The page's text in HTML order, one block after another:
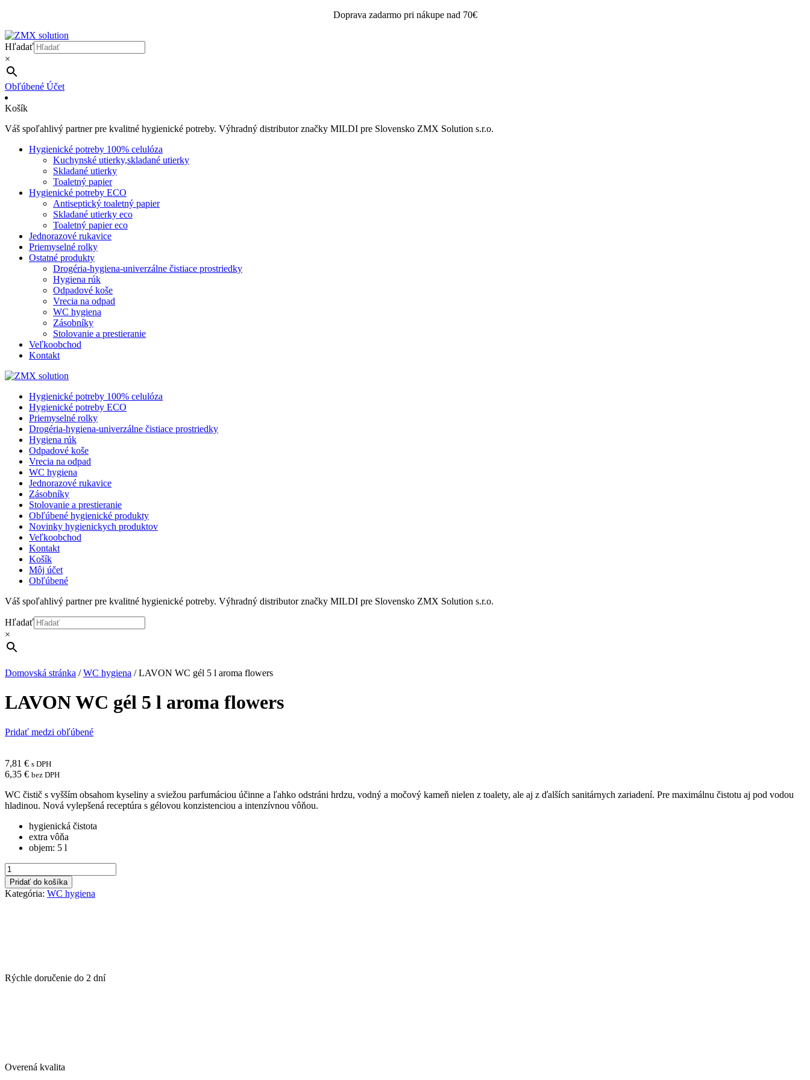
Doprava zadarmo pri nákupe nad 70€
Hľadať
×
Obľúbené Účet
Košík
Váš spoľahlivý partner pre kvalitné hygienické potreby. Výhradný distributor značky MILDI pre Slovensko ZMX Solution s.r.o.
Hygienické potreby 100% celulóza
Kuchynské utierky,skladané utierky
Skladané utierky
Toaletný papier
Hygienické potreby ECO
Antiseptický toaletný papier
Skladané utierky eco
Toaletný papier eco
Jednorazové rukavice
Priemyselné rolky
Ostatné produkty
Drogéria-hygiena-univerzálne čistiace prostriedky
Hygiena rúk
Odpadové koše
Vrecia na odpad
WC hygiena
Zásobníky
Stolovanie a prestieranie
Veľkoobchod
Kontakt
Hygienické potreby 100% celulóza
Hygienické potreby ECO
Priemyselné rolky
Drogéria-hygiena-univerzálne čistiace prostriedky
Hygiena rúk
Odpadové koše
Vrecia na odpad
WC hygiena
Jednorazové rukavice
Zásobníky
Stolovanie a prestieranie
Obľúbené hygienické produkty
Novinky hygienickych produktov
Veľkoobchod
Kontakt
Košík
Môj účet
Obľúbené
Váš spoľahlivý partner pre kvalitné hygienické potreby. Výhradný distributor značky MILDI pre Slovensko ZMX Solution s.r.o.
Hľadať
×
Domovská stránka /WC hygiena /LAVON WC gél 5 l aroma flowers
LAVON WC gél 5 l aroma flowers
Pridať medzi obľúbené
7,81 € s DPH
6,35 € bez DPH
WC čistič s vyšším obsahom kyseliny a sviežou parfumáciou účinne a ľahko odstráni hrdzu, vodný a močový kameň nielen z toalety, ale aj z ďalších sanitárnych zariadení. Pre maximálnu čistotu aj pod vodou
hladinou. Nová vylepšená receptúra s gélovou konzistenciou a intenzívnou vôňou.
hygienická čistota
extra vôňa
objem: 5 l
množstvo
LAVON
WC
gél
Pridať do košíka
Kategória: WC hygiena
Rýchle doručenie do 2 dní
Overená kvalita